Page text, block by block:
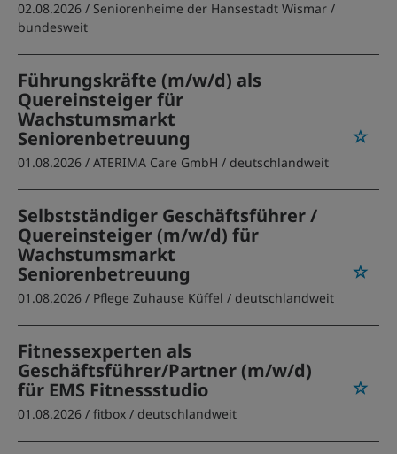
02.08.2026 / Seniorenheime der Hansestadt Wismar /
bundesweit
Führungskräfte (m/w/d) als
Quereinsteiger für
Wachstumsmarkt
Seniorenbetreuung
01.08.2026 / ATERIMA Care GmbH / deutschlandweit
Selbstständiger Geschäftsführer /
Quereinsteiger (m/w/d) für
Wachstumsmarkt
Seniorenbetreuung
01.08.2026 / Pflege Zuhause Küffel / deutschlandweit
Fitnessexperten als
Geschäftsführer/Partner (m/w/d)
für EMS Fitnessstudio
01.08.2026 / fitbox / deutschlandweit